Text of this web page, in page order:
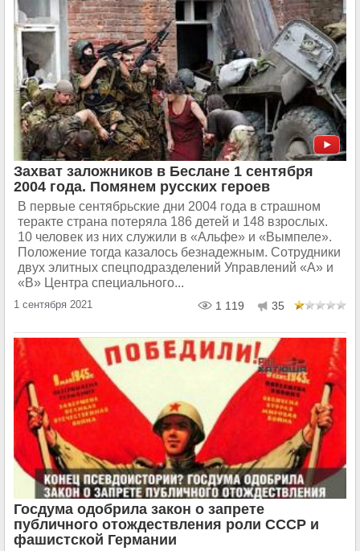
Захват заложников в Беслане 1 сентября
2004 года. Помянем русских героев
В первые сентябрьские дни 2004 года в страшном
теракте страна потеряла 186 детей и 148 взрослых.
10 человек из них служили в «Альфе» и «Вымпеле».
Положение тогда казалось безнадежным. Сотрудники
двух элитных спецподразделений Управлений «А» и
«В» Центра специального...
1 сентября 2021 1 119 35
Госдума одобрила закон о запрете
публичного отождествления роли СССР и
фашистской Германии